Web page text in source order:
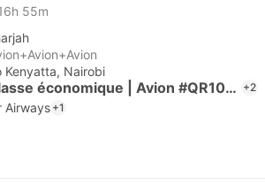
55m
Kenyatta, Nairobi
Classe économique | Avion #QR1067 +2
Airways +1